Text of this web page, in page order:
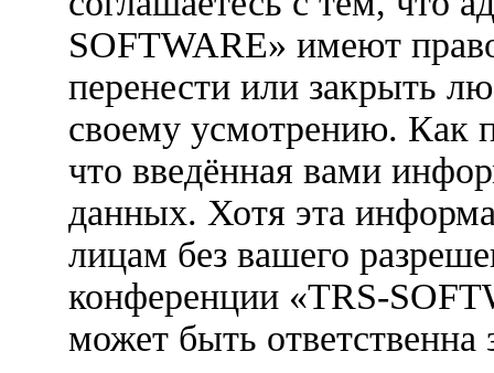
SOFTWARE» имеют
перенести или закрыть
своему усмотрению. Как
что введённая вами
данных. Хотя эта
лицам без вашего
конференции «TRS-
может быть ответственна